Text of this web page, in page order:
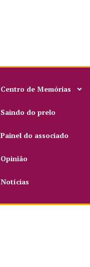
Centro de Memórias
Saindo do prelo
Painel do associado
Opinião
Notícias